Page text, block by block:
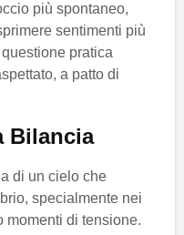
più spontaneo,
sentimenti più
pratica
a patto di
Bilancia
di un cielo che
specialmente nei
momenti di tensione.